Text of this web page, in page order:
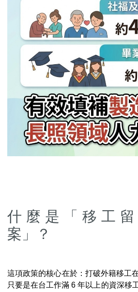
什麼是「移工
案」？
這項政策的核心在於：打破外籍移工
只要是在台工作滿 6 年以上的資深移